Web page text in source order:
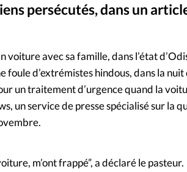
persécutés, dans un
voiture avec sa famille, dans l’état
foule d’extrémistes hindous, dans la
un traitement d’urgence quand la
un service de presse spécialisé sur la
m’ont frappé”, a déclaré le pasteur.